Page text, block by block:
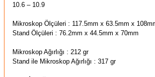
10.6 – 10.9
Mikroskop Ölçüleri : 117.5mm x 63.5mm x
Stand Ölçüleri : 76.2mm x 44.5mm x 70mm
Mikroskop Ağırlığı : 212 gr
Stand ile Mikroskop Ağırlığı : 317 gr